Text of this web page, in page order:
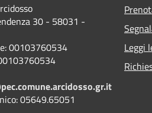
30 - 58031 -
00103760534
05649.65051
Leggi